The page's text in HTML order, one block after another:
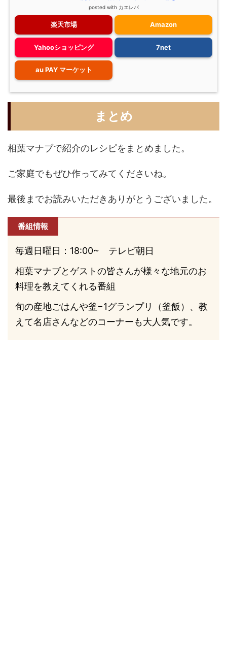
posted with カエレバ
楽天市場 Amazon
Yahooショッピング 7net
au PAY マーケット
まとめ
相葉マナブで紹介のレシピをまとめました。
ご家庭でもぜひ作ってみてくださいね。
最後までお読みいただきありがとうございました。
番組情報
毎週日曜日：18:00~ テレビ朝日
相葉マナブとゲストの皆さんが様々な地元のお
料理を教えてくれる番組
旬の産地ごはんや釜−1グランプリ（釜飯）、教
えて名店さんなどのコーナーも大人気です。